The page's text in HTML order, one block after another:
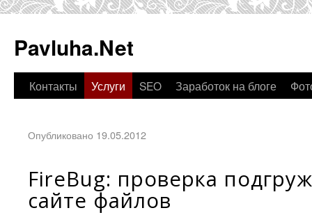
Pavluha.Net
Контакты Услуги SEO Заработок на блоге
Опубликовано 19.05.2012
FireBug: проверка
сайте файлов